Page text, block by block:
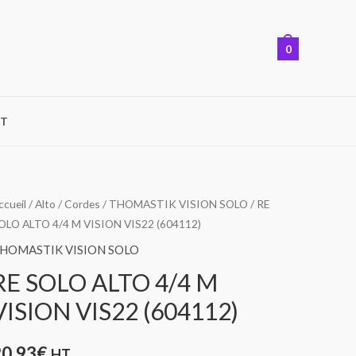
0
/Alto /Cordes / THOMASTIK VISION SOLO / RE
ALTO 4/4 M VISION VIS22 (604112)
VISION SOLO
SOLO ALTO 4/4 M
VIS22 (604112)